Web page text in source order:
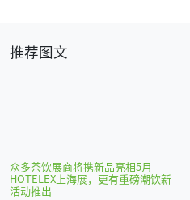
推荐图文
众多茶饮展商将携新品亮相5月
HOTELEX上海展，更有重磅潮饮新
活动推出